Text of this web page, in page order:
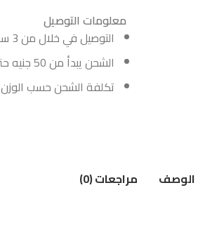
معلومات التوصيل
التوصيل في خلال من 3 ساعات حتي 72 ساعه
الشحن يبدأ من 50 جنيه حتي 100 جنيه
تكلفة الشحن حسب الوزن
الوصف
مراجعات (0)